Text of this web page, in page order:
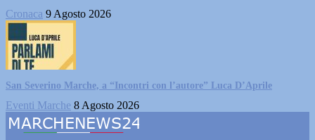
Cronaca 9 Agosto 2026
San Severino Marche, a “Incontri con l’autore” Luca D’Aprile
Eventi Marche 8 Agosto 2026